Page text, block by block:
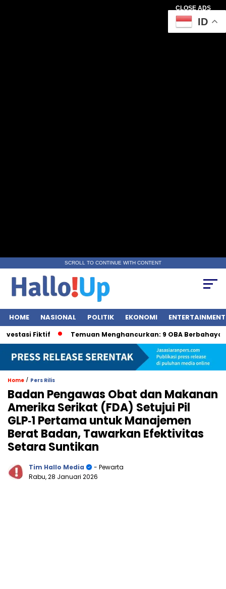
CLOSE ADS
SCROLL TO CONTINUE WITH CONTENT
HOME NASIONAL POLITIK EKONOMI ENTERTAINMENT
Fiktif Temuan Menghancurkan: 9 OBA Berbahaya oleh
Home / Pers Rilis
Badan Pengawas Obat dan Makanan
Amerika Serikat (FDA) Setujui Pil
GLP‑1 Pertama untuk Manajemen
Berat Badan, Tawarkan Efektivitas
Setara Suntikan
Tim Hallo Media
- Pewarta
Rabu, 28 Januari 2026
ID